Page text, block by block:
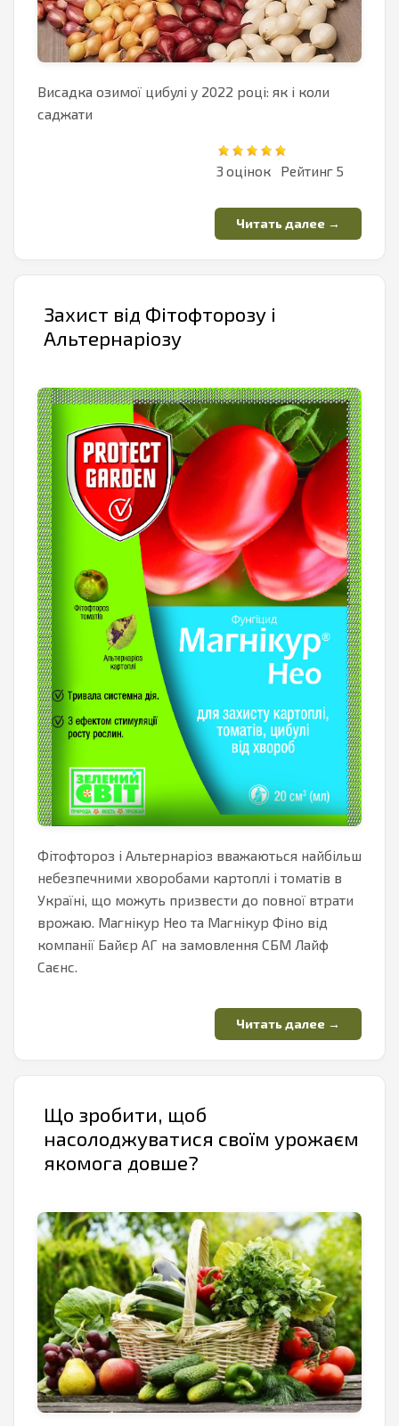
Висадка озимої цибулі у 2022 році: як і коли
саджати
3 5
Захист від Фітофторозу і
Альтернаріозу
Фітофтороз і Альтернаріоз вважаються найбільш
небезпечними хворобами картоплі і томатів в
Україні, що можуть призвести до повної втрати
врожаю. Магнікур Нео та Магнікур Фіно від
компанії Байєр АГ на замовлення СБМ Лайф
Саєнс.
Що зробити, щоб
насолоджуватися своїм урожаєм
якомога довше?